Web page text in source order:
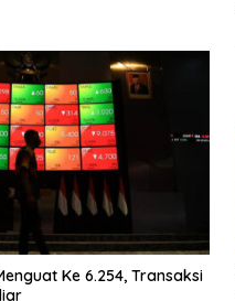
Ke 6.254, Transaksi